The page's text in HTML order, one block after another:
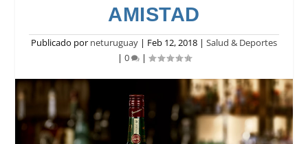
AMISTAD
Publicado por neturuguay | Feb 12, 2018 | Salud & Deportes
| 0 |